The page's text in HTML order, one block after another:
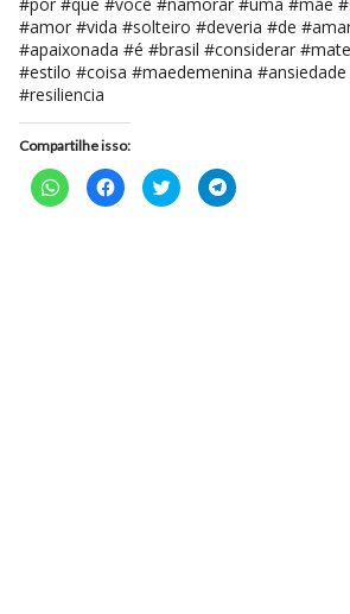
#amor #vida #solteiro #deveria #de
#apaixonada #é #brasil #considerar
#estilo #coisa #maedemenina
#resiliencia
Compartilhe isso:
Clique
para
compartilhar
Clique
para
compartilhar
Clique
para
compartilhar
Clique
para